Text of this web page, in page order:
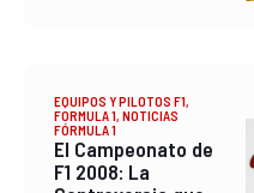
EQUIPOS Y PILOTOS F1,
FORMULA 1, NOTICIAS
FÓRMULA 1
El Campeonato de
F1 2008: La